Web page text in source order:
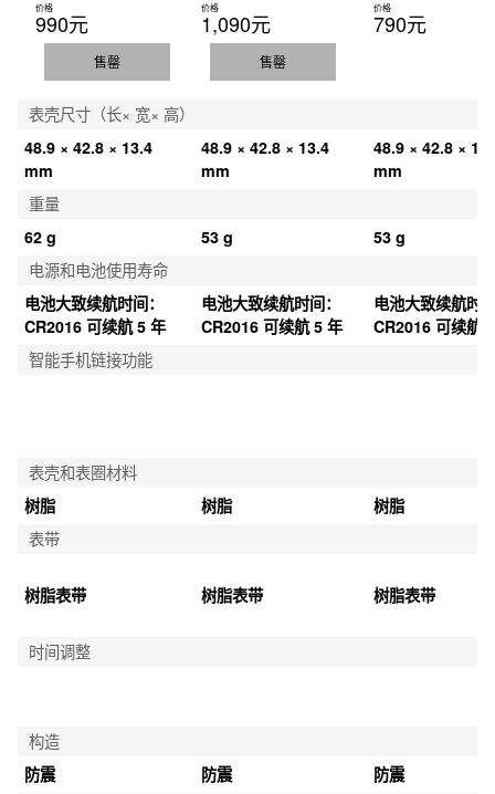
价格
990元
售罄
价格
1,090元
售罄
价格
790元
表壳尺寸（长× 宽× 高）
48.9 × 42.8 × 13.4
mm
48.9 × 42.8 × 13.4
mm
48.9 × 42.8 ×
mm
重量
62 g
53 g
53 g
电源和电池使用寿命
电池大致续航时间：
CR2016 可续航 5 年
电池大致续航时间：
CR2016 可续航 5 年
电池大致续航时
CR2016 可续航
智能手机链接功能
表壳和表圈材料
树脂
树脂
树脂
表带
树脂表带 树脂表带 树脂表带
时间调整
构造
防震
防震
防震